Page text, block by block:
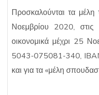
Προσκαλούνται τα μέλη
Νοεμβρίου 2020,
οικονομικά μέχρι 25
5043-075081-340,
και για τα «μέλη